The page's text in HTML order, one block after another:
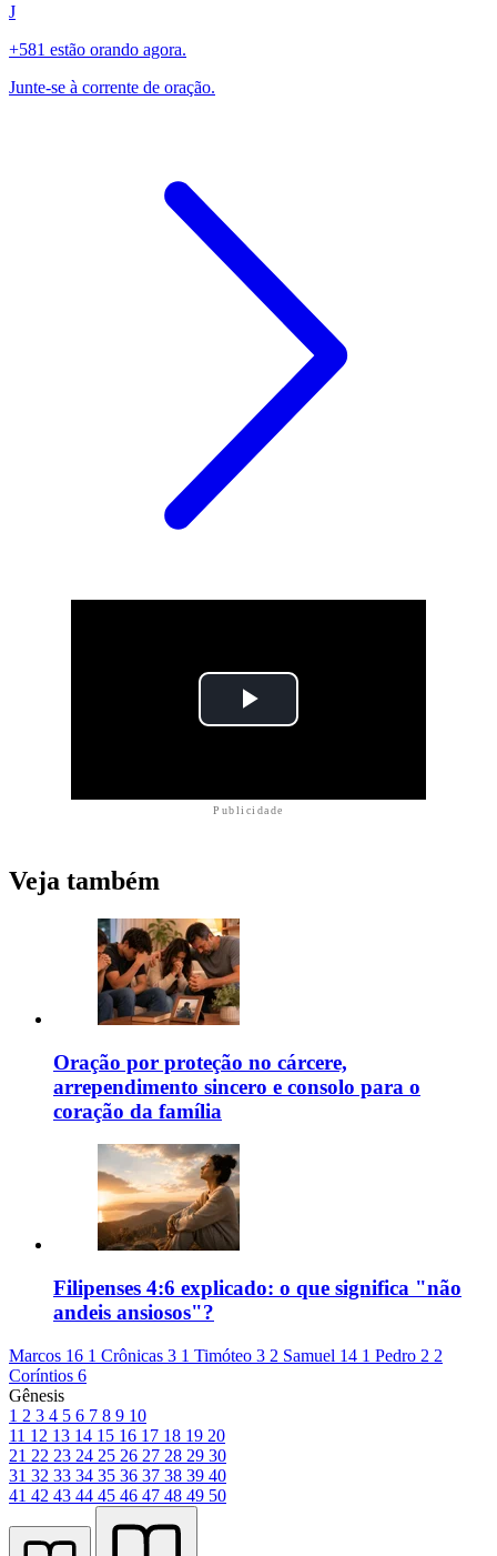
J
+581 estão orando agora.
Junte-se à corrente de oração.
Publicidade
Veja também
Oração por proteção no cárcere,
arrependimento sincero e consolo para o
coração da família
Filipenses 4:6 explicado: o que significa "não
andeis ansiosos"?
Marcos 16 1 Crônicas 3 1 Timóteo 3 2 Samuel 14 1 Pedro 2 2
Coríntios 6
Gênesis
1 2 3 4 5 6 7 8 9 10
11 12 13 14 15 16 17 18 19 20
21 22 23 24 25 26 27 28 29 30
31 32 33 34 35 36 37 38 39 40
41 42 43 44 45 46 47 48 49 50